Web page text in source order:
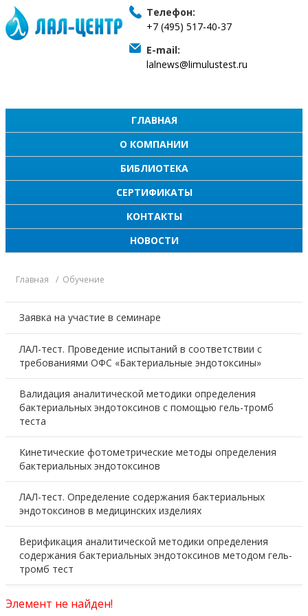
Телефон:
+7 (495) 517-40-37
E-mail:
lalnews@limulustest.ru
ГЛАВНАЯ
О КОМПАНИИ
БИБЛИОТЕКА
СЕРТИФИКАТЫ
КОНТАКТЫ
НОВОСТИ
Главная Обучение
Заявка на участие в семинаре
ЛАЛ-тест. Проведение испытаний в соответствии с
требованиями ОФС «Бактериальные эндотоксины»
Валидация аналитической методики определения
бактериальных эндотоксинов с помощью гель-тромб
теста
Кинетические фотометрические методы определения
бактериальных эндотоксинов
ЛАЛ-тест. Определение содержания бактериальных
эндотоксинов в медицинских изделиях
Верификация аналитической методики определения
содержания бактериальных эндотоксинов методом гель-
тромб тест
Элемент не найден!